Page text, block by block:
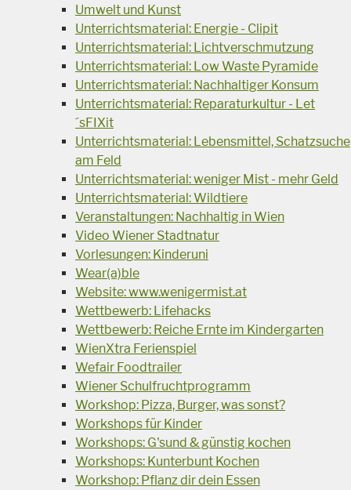
Umwelt und Kunst
Unterrichtsmaterial: Energie - Clipit
Unterrichtsmaterial: Lichtverschmutzung
Unterrichtsmaterial: Low Waste Pyramide
Unterrichtsmaterial: Nachhaltiger Konsum
Unterrichtsmaterial: Reparaturkultur - Let
´sFIXit
Unterrichtsmaterial: Lebensmittel, Schatzsuche
am Feld
Unterrichtsmaterial: weniger Mist - mehr Geld
Unterrichtsmaterial: Wildtiere
Veranstaltungen: Nachhaltig in Wien
Video Wiener Stadtnatur
Vorlesungen: Kinderuni
Wear(a)ble
Website: www.wenigermist.at
Wettbewerb: Lifehacks
Wettbewerb: Reiche Ernte im Kindergarten
WienXtra Ferienspiel
Wefair Foodtrailer
Wiener Schulfruchtprogramm
Workshop: Pizza, Burger, was sonst?
Workshops für Kinder
Workshops: G'sund & günstig kochen
Workshops: Kunterbunt Kochen
Workshop: Pflanz dir dein Essen